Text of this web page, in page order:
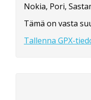
Nokia, Pori,
Tämä on vasta
Tallenna GPX-